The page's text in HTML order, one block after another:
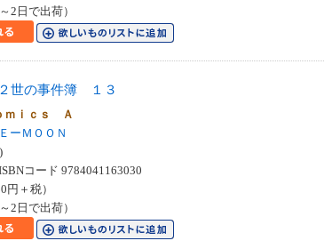
2日で出荷）
世の事件簿 １３
ｍｉｃｓ Ａ
ーＭＯＯＮ
コード 9784041163030
＋税）
2日で出荷）